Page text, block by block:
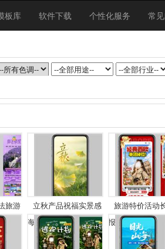
板库 软件下载 个性化服务 常
旅游
立秋产品祝福实景感
海...
旅游特价活动
报